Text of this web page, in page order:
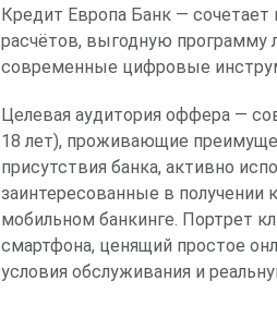
Кредит Европа Банк —
расчётов, выгодную программу
современные цифровые
Целевая аудитория оффера —
18 лет), проживающие
присутствия банка, активно
заинтересованные в получении
мобильном банкинге. Портрет
смартфона, ценящий простое
условия обслуживания и